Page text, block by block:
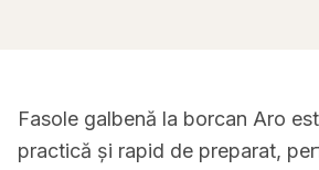
Fasole galbenă la borcan Aro
practică și rapid de preparat,